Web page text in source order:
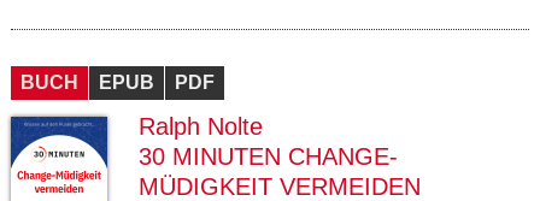
BUCH EPUB PDF
Ralph Nolte
30 MINUTEN CHANGE-
MÜDIGKEIT VERMEIDEN